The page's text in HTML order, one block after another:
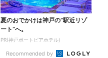
夏のおでかけは神戸の”駅近リゾ
ート”へ。
PR(神戸ポートピアホテル)
Recommended by